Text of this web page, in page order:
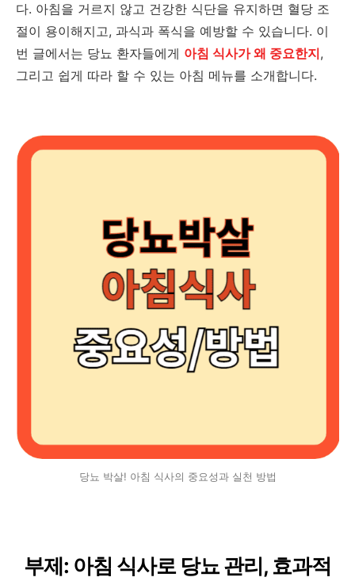
다. 아침을 거르지 않고 건강한 식단을 유지하면 혈당 조
절이 용이해지고, 과식과 폭식을 예방할 수 있습니다. 이
번 글에서는 당뇨 환자들에게 아침 식사가 왜 중요한지,
그리고 쉽게 따라 할 수 있는 아침 메뉴를 소개합니다.
당뇨 박살! 아침 식사의 중요성과 실천 방법
부제: 아침 식사로 당뇨 관리, 효과적